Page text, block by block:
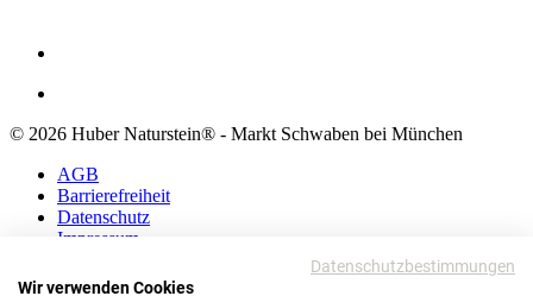
© 2026 Huber Naturstein® - Markt Schwaben bei München
AGB
Barrierefreiheit
Datenschutz
Impressum
Datenschutzbestimmungen
Wir verwenden Cookies